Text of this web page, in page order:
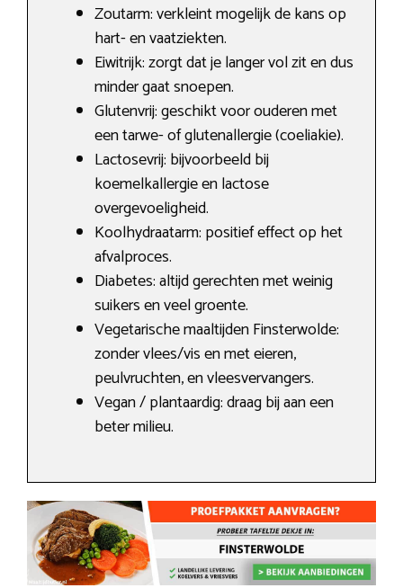
Zoutarm: verkleint mogelijk de kans op
hart- en vaatziekten.
Eiwitrijk: zorgt dat je langer vol zit en dus
minder gaat snoepen.
Glutenvrij: geschikt voor ouderen met
een tarwe- of glutenallergie (coeliakie).
Lactosevrij: bijvoorbeeld bij
koemelkallergie en lactose
overgevoeligheid.
Koolhydraatarm: positief effect op het
afvalproces.
Diabetes: altijd gerechten met weinig
suikers en veel groente.
Vegetarische maaltijden Finsterwolde:
zonder vlees/vis en met eieren,
peulvruchten, en vleesvervangers.
Vegan / plantaardig: draag bij aan een
beter milieu.